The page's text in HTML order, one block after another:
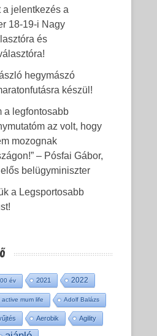
a jelentkezés a
18-19-i Nagy
és
hegymászó
készül!
a legfontosabb
az volt, hogy
mozognak
– Pósfai Gábor,
belügyminiszter
a Legsportosabb
év 2021 2022
active mum life Adolf Balázs
Aerobik Agility